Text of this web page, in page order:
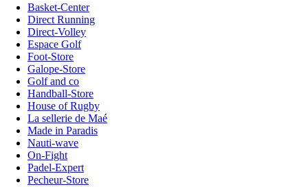
Basket-Center
Direct Running
Direct-Volley
Espace Golf
Foot-Store
Galope-Store
Golf and co
Handball-Store
House of Rugby
La sellerie de Maé
Made in Paradis
Nauti-wave
On-Fight
Padel-Expert
Pecheur-Store